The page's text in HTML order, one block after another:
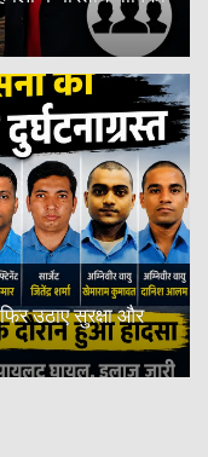
उठाए सुरक्षा और